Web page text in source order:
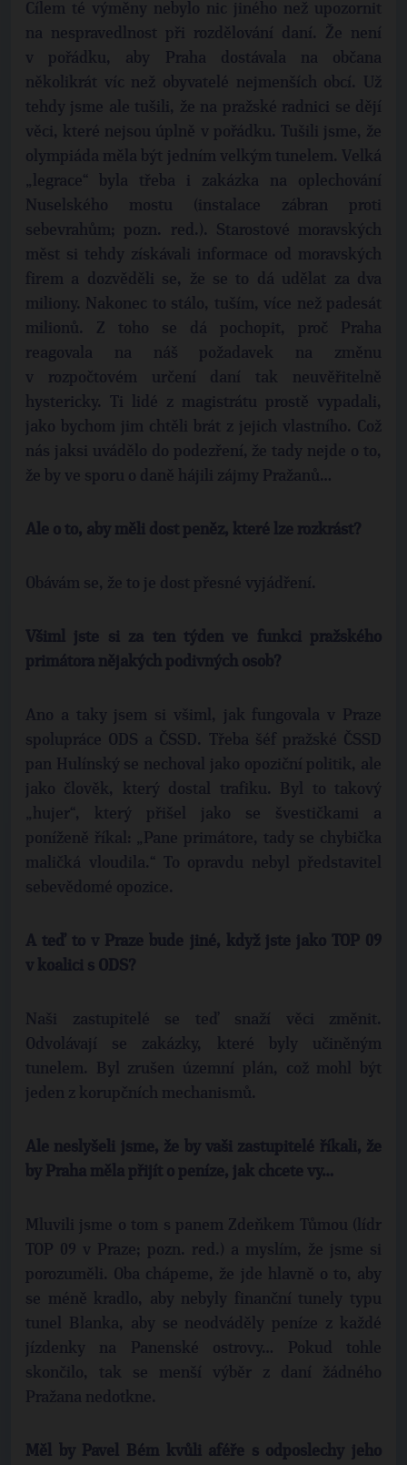
Cílem té výměny nebylo nic jiného než upozornit
na nespravedlnost při rozdělování daní. Že není
v pořádku, aby Praha dostávala na občana
několikrát víc než obyvatelé nejmenších obcí. Už
tehdy jsme ale tušili, že na pražské radnici se dějí
věci, které nejsou úplně v pořádku. Tušili jsme, že
olympiáda měla být jedním velkým tunelem. Velká
„legrace“ byla třeba i zakázka na oplechování
Nuselského mostu (instalace zábran proti
sebevrahům; pozn. red.). Starostové moravských
měst si tehdy získávali informace od moravských
firem a dozvěděli se, že se to dá udělat za dva
miliony. Nakonec to stálo, tuším, více než padesát
milionů. Z toho se dá pochopit, proč Praha
reagovala na náš požadavek na změnu
v rozpočtovém určení daní tak neuvěřitelně
hystericky. Ti lidé z magistrátu prostě vypadali,
jako bychom jim chtěli brát z jejich vlastního. Což
nás jaksi uvádělo do podezření, že tady nejde o to,
že by ve sporu o daně hájili zájmy Pražanů…
Ale o to, aby měli dost peněz, které lze rozkrást?
Obávám se, že to je dost přesné vyjádření.
Všiml jste si za ten týden ve funkci pražského
primátora nějakých podivných osob?
Ano a taky jsem si všiml, jak fungovala v Praze
spolupráce ODS a ČSSD. Třeba šéf pražské ČSSD
pan Hulínský se nechoval jako opoziční politik, ale
jako člověk, který dostal trafiku. Byl to takový
„hujer“, který přišel jako se švestičkami a
poníženě říkal: „Pane primátore, tady se chybička
maličká vloudila.“ To opravdu nebyl představitel
sebevědomé opozice.
A teď to v Praze bude jiné, když jste jako TOP 09
v koalici s ODS?
Naši zastupitelé se teď snaží věci změnit.
Odvolávají se zakázky, které byly učiněným
tunelem. Byl zrušen územní plán, což mohl být
jeden z korupčních mechanismů.
Ale neslyšeli jsme, že by vaši zastupitelé říkali, že
by Praha měla přijít o peníze, jak chcete vy…
Mluvili jsme o tom s panem Zdeňkem Tůmou (lídr
TOP 09 v Praze; pozn. red.) a myslím, že jsme si
porozuměli. Oba chápeme, že jde hlavně o to, aby
se méně kradlo, aby nebyly finanční tunely typu
tunel Blanka, aby se neodváděly peníze z každé
jízdenky na Panenské ostrovy… Pokud tohle
skončilo, tak se menší výběr z daní žádného
Pražana nedotkne.
Měl by Pavel Bém kvůli aféře s odposlechy jeho